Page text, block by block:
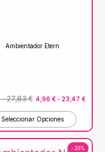
Ambientador Etern
-27,83€ 4,96 € - 23,47 €
Seleccionar Opciones
- 20%